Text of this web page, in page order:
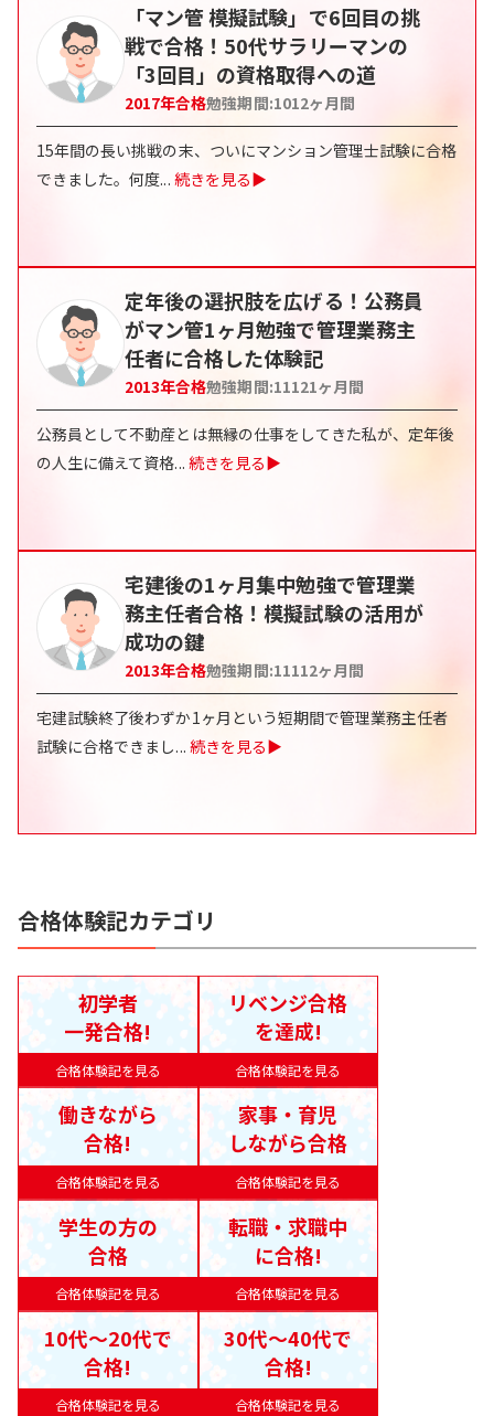
「マン管 模擬試験」で6回目の挑
戦で合格！50代サラリーマンの
「3回目」の資格取得への道
2017年合格勉強期間:1012ヶ月間
15年間の長い挑戦の末、ついにマンション管理士試験に合格
できました。何度... 続きを見る▶
定年後の選択肢を広げる！公務員
がマン管1ヶ月勉強で管理業務主
任者に合格した体験記
2013年合格勉強期間:11121ヶ月間
公務員として不動産とは無縁の仕事をしてきた私が、定年後
の人生に備えて資格... 続きを見る▶
宅建後の1ヶ月集中勉強で管理業
務主任者合格！模擬試験の活用が
成功の鍵
2013年合格勉強期間:11112ヶ月間
宅建試験終了後わずか1ヶ月という短期間で管理業務主任者
試験に合格できまし... 続きを見る▶
合格体験記カテゴリ
合格体験記を見る
初学者
一発合格!
合格体験記を見る
リベンジ合格
を達成!
合格体験記を見る
働きながら
合格!
合格体験記を見る
家事・育児
しながら合格
合格体験記を見る
学生の方の
合格
合格体験記を見る
転職・求職中
に合格!
合格体験記を見る
10代〜20代で
合格!
合格体験記を見る
30代〜40代で
合格!